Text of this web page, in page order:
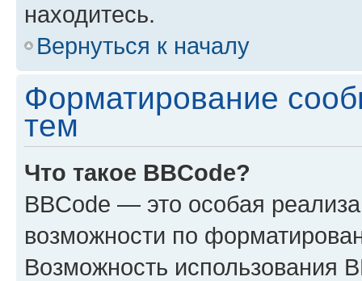
находитесь.
Вернуться к началу
Форматирование
тем
Что такое BBCode?
BBCode — это особая
возможности по
Возможность использования